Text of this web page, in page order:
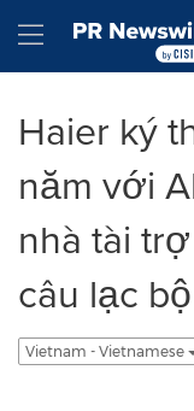
Hamburger
Haier ký
năm với
nhà tài
câu lạc bộ
Vietnam - Vietnamese